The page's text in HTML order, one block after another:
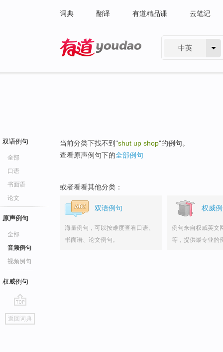
词典 翻译 有道精品课 云笔记
中英
双语例句
全部
口语
书面语
论文
原声例句
全部
音频例句
视频例句
权威例句
go
top
返回词典
当前分类下找不到"shut up shop"的例句。
查看原声例句下的全部例句
或者看看其他分类：
双语例句
海量例句，可以按难度查看口语、
书面语、论文例句。
权威
例句来自权威英文
等，提供最专业的